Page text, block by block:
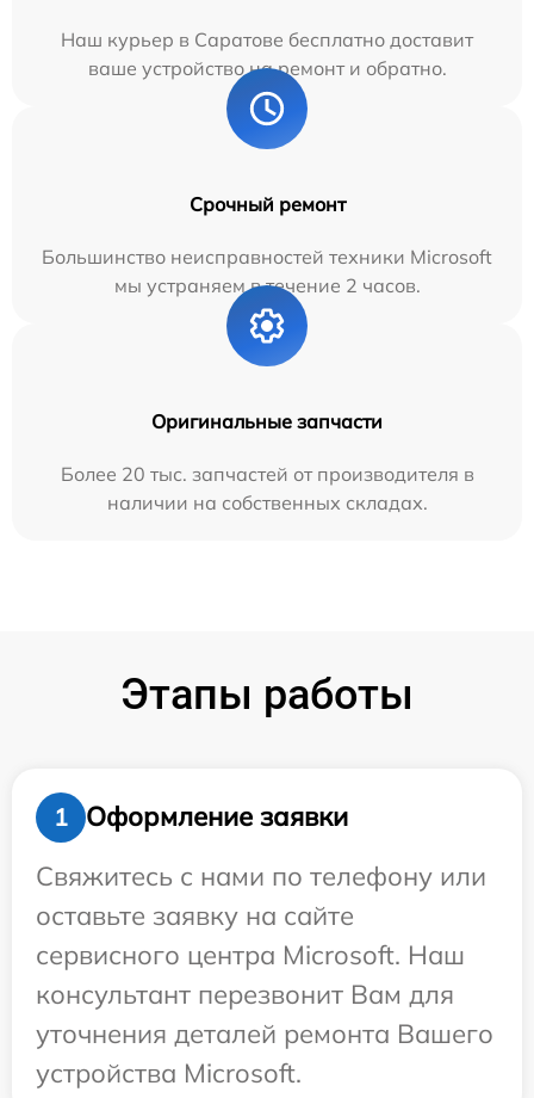
Наш курьер в Саратове бесплатно доставит
ваше устройство на ремонт и обратно.
Срочный ремонт
Большинство неисправностей техники Microsoft
мы устраняем в течение 2 часов.
Оригинальные запчасти
Более 20 тыс. запчастей от производителя в
наличии на собственных складах.
Этапы работы
1
Оформление заявки
Свяжитесь с нами по телефону или
оставьте заявку на сайте
сервисного центра Microsoft. Наш
консультант перезвонит Вам для
уточнения деталей ремонта Вашего
устройства Microsoft.